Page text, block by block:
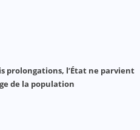
prolongations, l’État ne parvient
de la population